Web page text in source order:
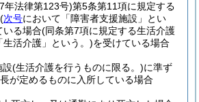
年法律第123号)第5条第11項に規定する
(次号において「障害者支援施設」とい
いる場合(同条第7項に規定する生活介護
生活介護」という。)を受けている場合
設(生活介護を行うものに限る。)に準ず
が定めるものに入所している場合